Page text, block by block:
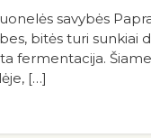
savybės
bitės turi sunkiai
fermentacija.
[…]